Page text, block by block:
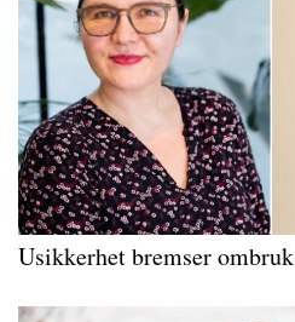
Usikkerhet bremser ombruk